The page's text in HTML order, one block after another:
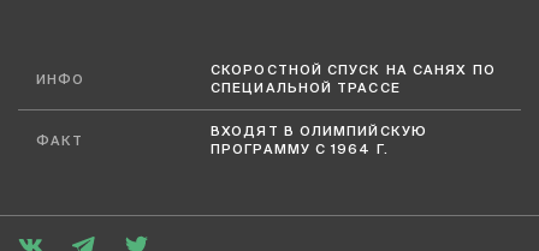
ИНФО
СКОРОСТНОЙ СПУСК НА САНЯХ ПО
СПЕЦИАЛЬНОЙ ТРАССЕ
ФАКТ
ВХОДЯТ В ОЛИМПИЙСКУЮ
ПРОГРАММУ С 1964 Г.